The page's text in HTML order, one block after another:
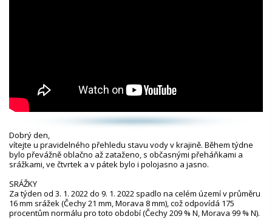
Dobrý den,
vítejte u pravidelného přehledu stavu vody v krajině. Během týdne
bylo převážně oblačno až zataženo, s občasnými přeháňkami a
srážkami, ve čtvrtek a v pátek bylo i polojasno a jasno.
SRÁŽKY
Za týden od 3. 1. 2022 do 9. 1. 2022 spadlo na celém území v průměru
16 mm srážek (Čechy 21 mm, Morava 8 mm), což odpovídá 175
procentům normálu pro toto období (Čechy 209 % N, Morava 99 % N).